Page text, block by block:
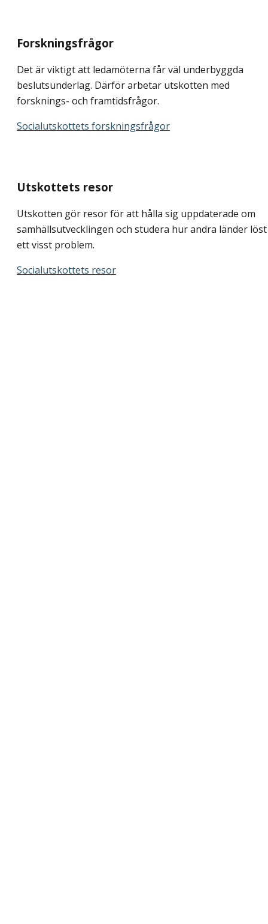
Forskningsfrågor
Det är viktigt att ledamöterna får väl underbyggda
beslutsunderlag. Därför arbetar utskotten med
forsknings- och framtidsfrågor.
Socialutskottets forskningsfrågor
Utskottets resor
Utskotten gör resor för att hålla sig uppdaterade om
samhällsutvecklingen och studera hur andra länder löst
ett visst problem.
Socialutskottets resor